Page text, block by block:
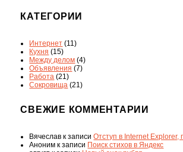
КАТЕГОРИИ
Интернет (11)
Кухня (15)
Между делом (4)
Объявления (7)
Работа (21)
Сокровища (21)
СВЕЖИЕ КОММЕНТАРИИ
Вячеслав к записиОтступ в Internet Explorer,
Аноним к записи Поиск стихов в Яндекс